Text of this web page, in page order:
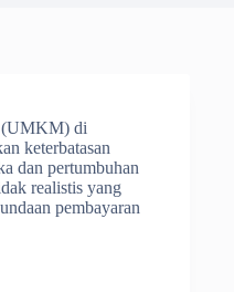
(UMKM) di
keterbatasan
dan pertumbuhan
realistis yang
pembayaran